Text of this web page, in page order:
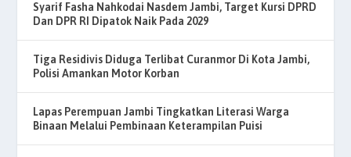
Syarif Fasha Nahkodai Nasdem Jambi, Target Kursi DPRD
Dan DPR RI Dipatok Naik Pada 2029
Tiga Residivis Diduga Terlibat Curanmor Di Kota Jambi,
Polisi Amankan Motor Korban
Lapas Perempuan Jambi Tingkatkan Literasi Warga
Binaan Melalui Pembinaan Keterampilan Puisi